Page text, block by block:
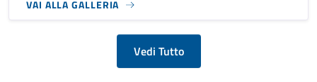
VAI ALLA GALLERIA
Vedi Tutto